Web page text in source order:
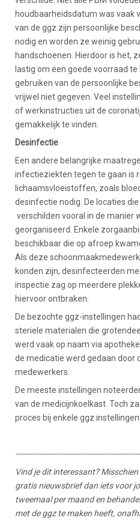
houdbaarheidsdatum was vaak
van de ggz zijn persoonlijke
nodig en worden ze weinig
handschoenen. Hierdoor is het,
lastig om een goede voorraad
gebruiken van de persoonlijke
vrijwel niet gegeven. Veel
of werkinstructies uit de
gemakkelijk te vinden.
Desinfectie
Een andere belangrijke
infectieziekten tegen te gaan is
lichaamsvloeistoffen, zoals
desinfectie nodig. De locaties
verschilden vooral in de manier
georganiseerd. Enkele
beschikbaar die op afroep
Als deze
konden zijn, desinfecteerden
inspectie zag op meerdere
hiervoor ontbraken.
De bezochte ggz-instellingen
steriele materialen die
werd vaak op naam via
de medicatie werd gedaan door
medewerkers.
De meeste instellingen
van de medicijnkoelkast. Toch
proces bij enkele ggz
Vind je dit interessant?
gratis nieuwsbrief dan iets voor
tweemaal per maand en
met de ggz te maken heeft,